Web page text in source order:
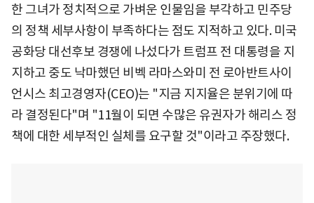
한 그녀가 정치적으로 가벼운 인물임을 부각하고 민주당
의 정책 세부사항이 부족하다는 점도 지적하고 있다. 미국
공화당 대선후보 경쟁에 나섰다가 트럼프 전 대통령을 지
지하고 중도 낙마했던 비벡 라마스와미 전 로아반트사이
언시스 최고경영자(CEO)는 "지금 지지율은 분위기에 따
라 결정된다"며 "11월이 되면 수많은 유권자가 해리스 정
책에 대한 세부적인 실체를 요구할 것"이라고 주장했다.